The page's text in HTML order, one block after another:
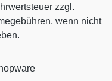
zzgl.
wenn nicht